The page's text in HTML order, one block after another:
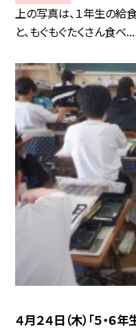
上の写真は、１年生の給食
と、もぐもぐたくさん食べ...
４月２４日（木）「５・６